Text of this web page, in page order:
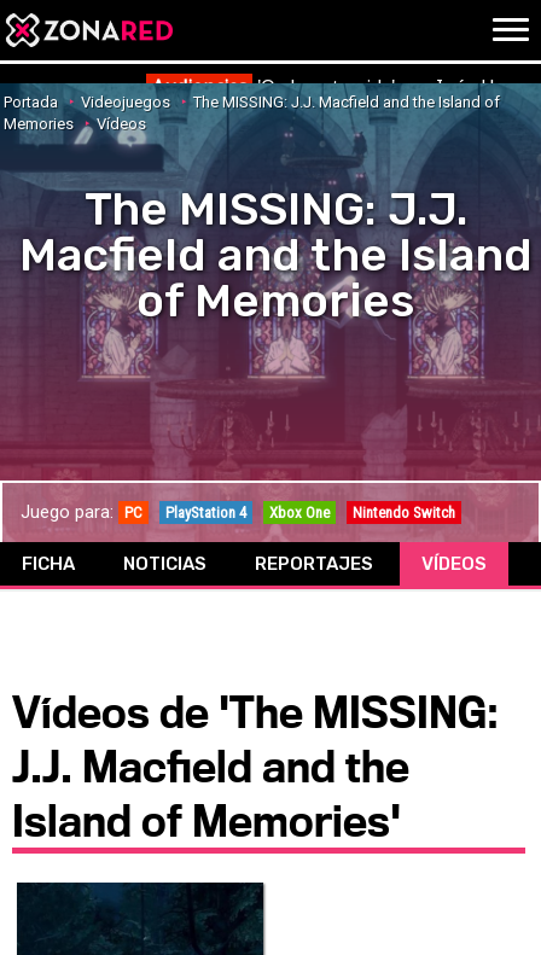
{literal}{/literal}
HOME JUEGOS
NOTICIAS
OPINIÓN
REPORTAJES
ANÁLISIS
AVANCES VÍDEOS
TRUCOS OCIO
CINE
TV
CÓMICS
Audiencias 'Ordena tu vida' con Inés
Portada Videojuegos
The MISSING: J.J. Macfield and the Island of
Memories
Vídeos
The MISSING: J.J.
Macfield and the Island
of Memories
Juego para: PC PlayStation 4 Xbox One Nintendo Switch
FICHA NOTICIAS REPORTAJES VÍDEOS
Vídeos de 'The MISSING:
J.J. Macfield and the
Island of Memories'